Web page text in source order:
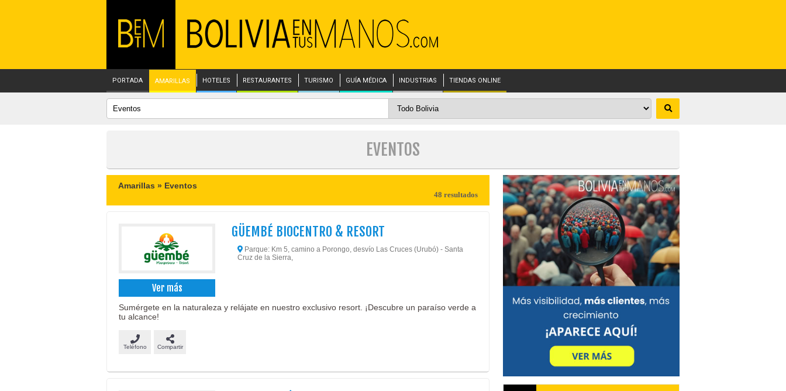
PORTADA AMARILLAS HOTELES RESTAURANTES TURISMO GUÍA MÉDICA INDUSTRIAS TIENDAS ONLINE
EVENTOS
Amarillas » Eventos
48 resultados
Ver más
GÜEMBÉ BIOCENTRO & RESORT
Parque: Km 5, camino a Porongo, desvío Las Cruces (Urubó) - Santa
Cruz de la Sierra,
Sumérgete en la naturaleza y relájate en nuestro exclusivo resort. ¡Descubre un paraíso verde a
tu alcance!
Teléfono Compartir